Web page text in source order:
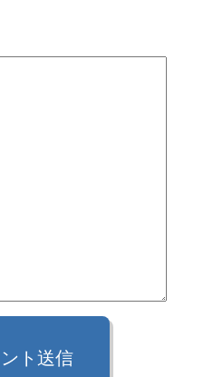
ト送信